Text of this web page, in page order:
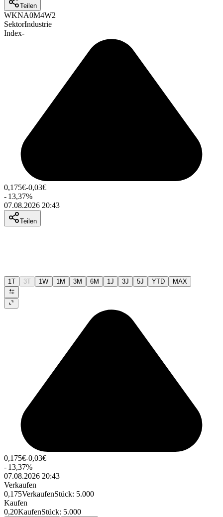
Teilen
WKNA0M4W2
SektorIndustrie
Index-
0,175€-0,03€
- 13,37%
07.08.2026 20:43
Teilen
1T 3T 1W 1M 3M 6M 1J 3J 5J YTD MAX
0,175€-0,03€
- 13,37%
07.08.2026 20:43
Verkaufen
0,175VerkaufenStück: 5.000
Kaufen
0,20KaufenStück: 5.000